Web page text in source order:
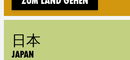
日本
JAPAN